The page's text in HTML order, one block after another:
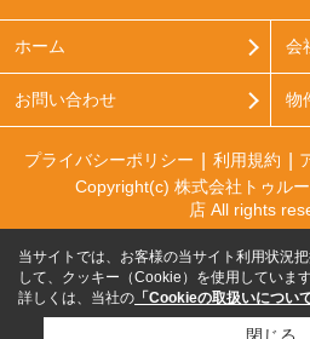
ホーム 会
お問い合わせ 物
プライバシーポリシー 利用規約
Copyright(c) 株式会社トゥル
店 All rights
当サイトでは、お客様の当サイト利用状況
して、クッキー（Cookie）を使用しています
詳しくは、当社の 「Cookieの取扱いについて